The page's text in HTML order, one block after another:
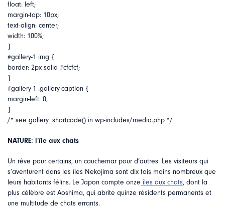
float: left;
margin-top: 10px;
text-align: center;
width: 100%;
}
#gallery-1 img {
border: 2px solid #cfcfcf;
}
#gallery-1 .gallery-caption {
margin-left: 0;
}
/* see gallery_shortcode() in wp-includes/media.php */
NATURE: l’île aux chats
Un rêve pour certains, un cauchemar pour d’autres. Les visiteurs qui
s’aventurent dans les îles Nekojima sont dix fois moins nombreux que
leurs habitants félins. Le Japon compte onze îles aux chats, dont la
plus célèbre est Aoshima, qui abrite quinze résidents permanents et
une multitude de chats errants.